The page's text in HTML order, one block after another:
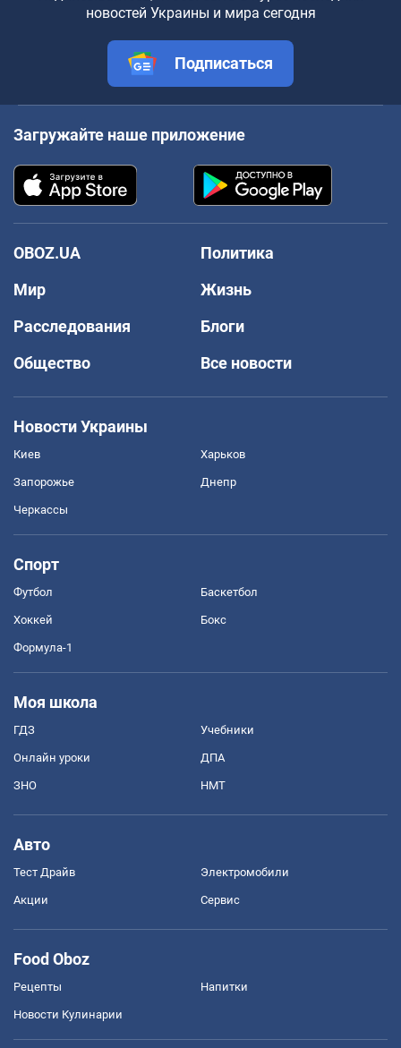
новостей Украины и мира сегодня
Подписаться
Загружайте наше приложение
OBOZ.UA
Политика
Мир
Жизнь
Расследования
Блоги
Общество
Все новости
Новости Украины
Киев Харьков
Запорожье Днепр
Черкассы
Спорт
Футбол Баскетбол
Хоккей Бокс
Формула-1
Моя школа
ГДЗ Учебники
Онлайн уроки ДПА
ЗНО НМТ
Авто
Тест Драйв Электромобили
Акции Сервис
Food Oboz
Рецепты Напитки
Новости Кулинарии